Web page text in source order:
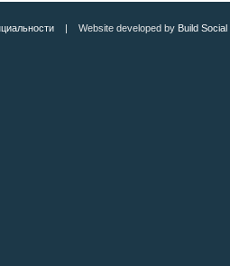
| Website developed by Build Social